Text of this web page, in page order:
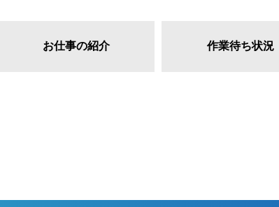
お仕事の紹介 作業待ち状況